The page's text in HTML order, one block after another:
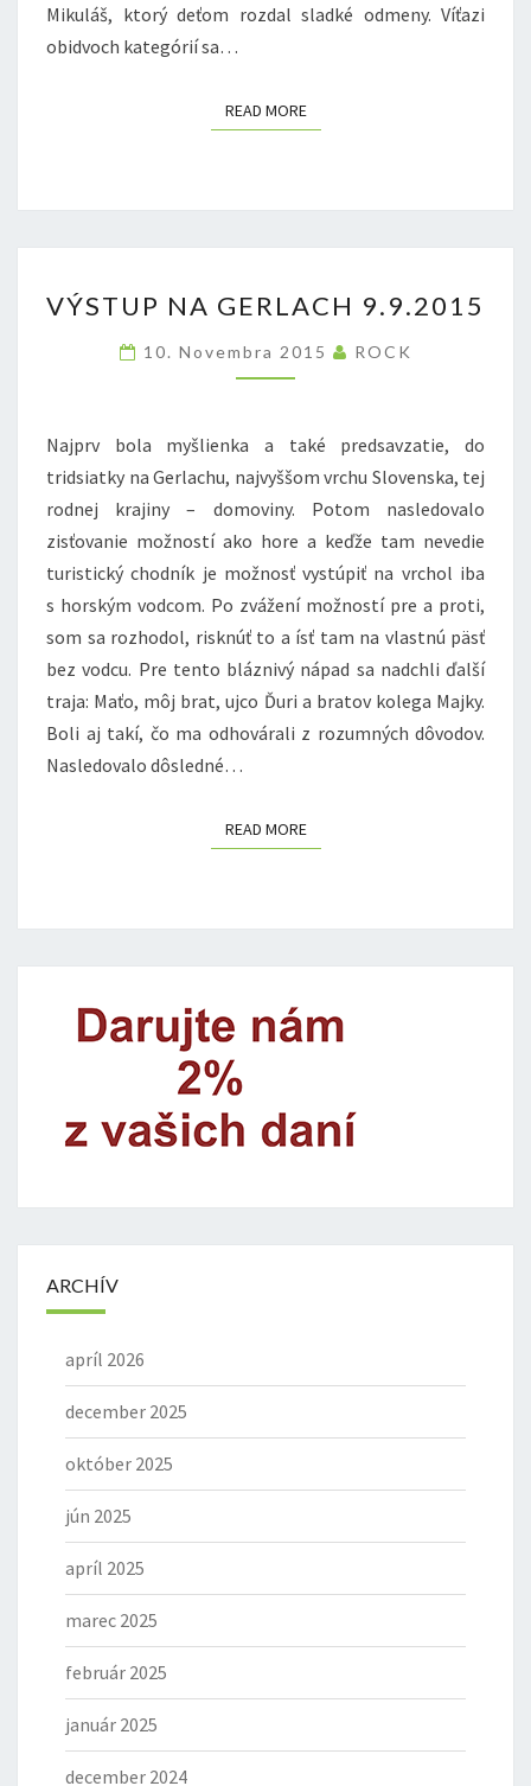
Mikuláš, ktorý deťom rozdal sladké odmeny. Víťazi
obidvoch kategórií sa…
READ MOREREAD MORE
NA
GERLACH
9.9.2015
VÝSTUP NA GERLACH 9.9.2015
10. Novembra 2015 ROCK
Najprv bola myšlienka a také predsavzatie, do
tridsiatky na Gerlachu, najvyššom vrchu Slovenska, tej
rodnej krajiny – domoviny. Potom nasledovalo
zisťovanie možností ako hore a keďže tam nevedie
turistický chodník je možnosť vystúpiť na vrchol iba
s horským vodcom. Po zvážení možností pre a proti,
som sa rozhodol, risknúť to a ísť tam na vlastnú päsť
bez vodcu. Pre tento bláznivý nápad sa nadchli ďalší
traja: Maťo, môj brat, ujco Ďuri a bratov kolega Majky.
Boli aj takí, čo ma odhovárali z rozumných dôvodov.
Nasledovalo dôsledné…
READ MOREREAD MORE
ARCHÍV
apríl 2026
december 2025
október 2025
jún 2025
apríl 2025
marec 2025
február 2025
január 2025
december 2024